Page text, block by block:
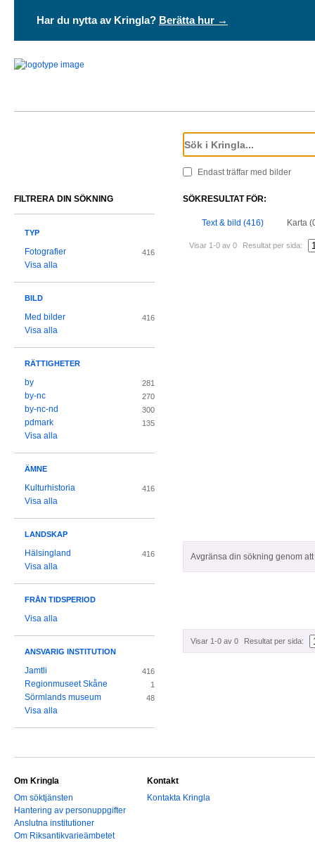
Har du nytta av Kringla? Berätta hur →
Endast träffar med bilder
SÖKRESULTAT FÖR:
Text & bild (416) Karta
Visar 1-0 av 0 Resultat per sida:
Avgränsa din sökning genom
Visar 1-0 av 0 Resultat per sida:
FILTRERA DIN SÖKNING
TYP
Fotografier 416
Visa alla
BILD
Med bilder 416
Visa alla
RÄTTIGHETER
by 281
by-nc 270
by-nc-nd 300
pdmark 135
Visa alla
ÄMNE
Kulturhistoria 416
Visa alla
LANDSKAP
Hälsingland 416
Visa alla
FRÅN TIDSPERIOD
Visa alla
ANSVARIG INSTITUTION
Jamtli 416
Regionmuseet Skåne 1
Sörmlands museum 48
Visa alla
Om Kringla
Om söktjänsten
Hantering av personuppgifter
Anslutna institutioner
Om Riksantikvarieämbetet
Kontakt
Kontakta Kringla